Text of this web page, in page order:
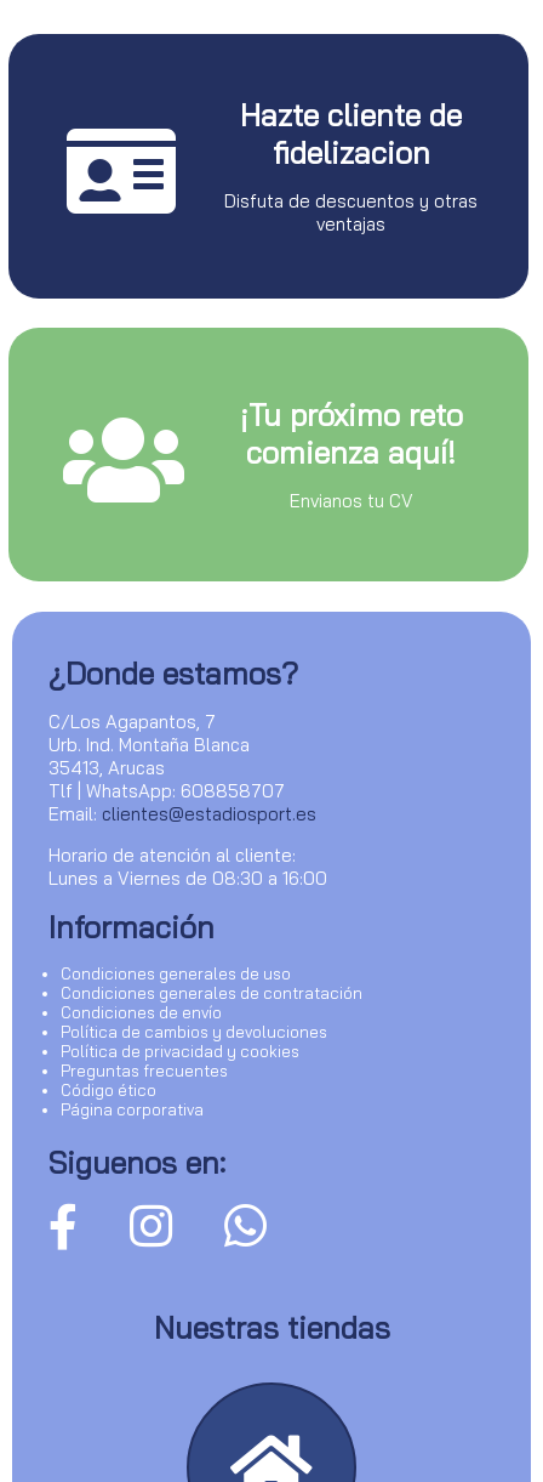
Hazte cliente de
fidelizacion
Disfuta de descuentos y otras
ventajas
¡Tu próximo reto
comienza aquí!
Envianos tu CV
¿Donde estamos?
C/Los Agapantos, 7
Urb. Ind. Montaña Blanca
35413, Arucas
Tlf | WhatsApp: 608858707
Email: clientes@estadiosport.es
Horario de atención al cliente:
Lunes a Viernes de 08:30 a 16:00
Información
Condiciones generales de uso
Condiciones generales de contratación
Condiciones de envío
Política de cambios y devoluciones
Política de privacidad y cookies
Preguntas frecuentes
Código ético
Página corporativa
Siguenos en:
Nuestras tiendas